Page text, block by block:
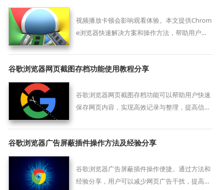
视频播放卡顿会影响观看体验。本文提供Chrom
e浏览器快速解决方案和操作方法，帮助用户优
谷歌浏览器网页截图存档功能使用教程分享
谷歌浏览器网页截图存档功能可以帮助用户快速
保存网页内容，实现高效记录与整理，提高信息
谷歌浏览器广告屏蔽插件操作方法及经验分享
谷歌浏览器广告屏蔽插件操作便捷。通过方法和
经验分享，用户可以减少网页广告干扰，提高页